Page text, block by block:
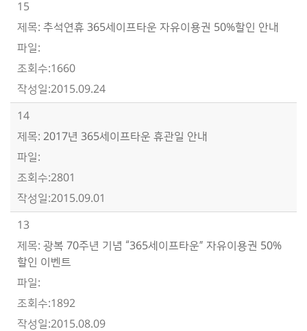
15
추석연휴 365세이프타운 자유이용권 50%할인 안내
1660
2015.09.24
14
2017년 365세이프타운 휴관일 안내
2801
2015.09.01
13
광복 70주년 기념 “365세이프타운” 자유이용권 50%
할인 이벤트
1892
2015.08.09